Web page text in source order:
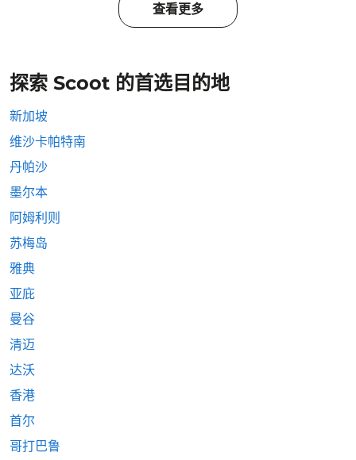
查看更多
探索 Scoot 的首选目的地
新加坡
维沙卡帕特南
丹帕沙
墨尔本
阿姆利则
苏梅岛
雅典
亚庇
曼谷
清迈
达沃
香港
首尔
哥打巴鲁